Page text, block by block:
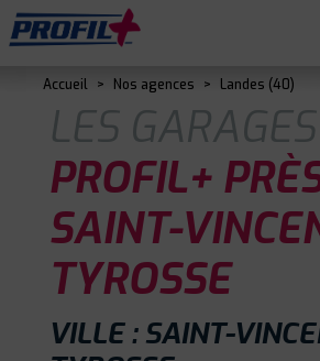
Accueil > Nos agences > Landes (40)
LES GARAGES
PROFIL+
SAINT-
TYROSSE
VILLE : SAINT-